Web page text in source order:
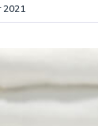
2021